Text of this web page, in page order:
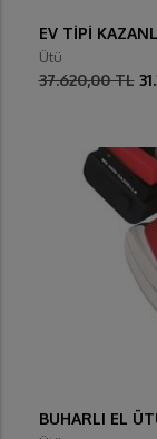
EV TİPİ
Ütü
37.620,00 TL
BUHARLI EL